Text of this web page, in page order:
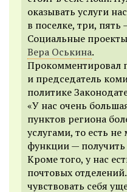
оказывать услуги
в поселке, три,
Социальные
Вера Оськина.
Прокомментировал
и председатель
политике
«У нас очень
пунктов региона
услугами, то есть
функции — получить
Кроме того, у нас
почтовых
чувствовать себя